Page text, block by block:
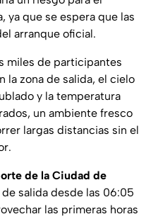
ya que se espera que las
arranque oficial.
miles de participantes
la zona de salida, el cielo
y la temperatura
un ambiente fresco
largas distancias sin el
de la Ciudad de
salida desde las 06:05
las primeras horas